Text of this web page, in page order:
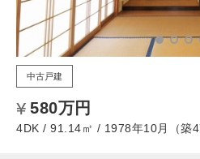
中古戸建
580万円
4DK / 91.14㎡ / 1978年10月（築